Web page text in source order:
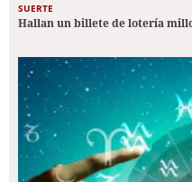
SUERTE
Hallan un billete de lotería